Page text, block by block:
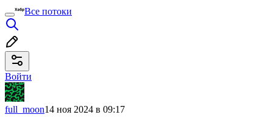
Все потоки
Войти
full_moon14 ноя 2024 в 09:17